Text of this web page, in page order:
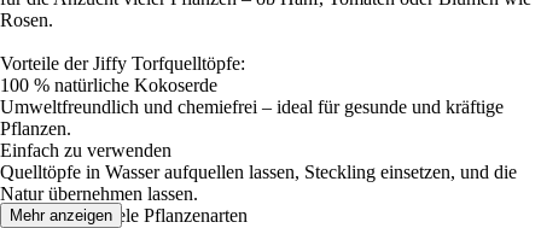
Rosen.
Vorteile der Jiffy Torfquelltöpfe:
100 % natürliche Kokoserde
Umweltfreundlich und chemiefrei – ideal für gesunde und kräftige
Pflanzen.
Einfach zu verwenden
Quelltöpfe in Wasser aufquellen lassen, Steckling einsetzen, und die
Natur übernehmen lassen.
Vielseitig für viele Pflanzenarten
Mehr anzeigen